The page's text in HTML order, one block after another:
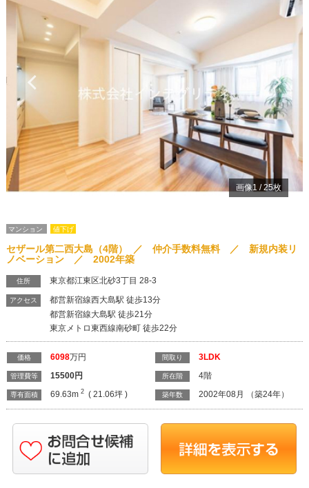
Previous
画像1/25枚
マンション 値下げ
セザール第二西大島（4階） ／ 仲介手数料無料 ／ 新規内装リ
ノベーション ／ 2002年築
住所 東京都江東区北砂3丁目 28-3
アクセス
都営新宿線西大島駅 徒歩13分
都営新宿線大島駅 徒歩21分
東京メトロ東西線南砂町 徒歩22分
価格 6098万円
管理費等 15500円
専有面積 69.63m2 ( 21.06坪 )
間取り 3LDK
所在階 4階
築年数 2002年08月 （築24年）